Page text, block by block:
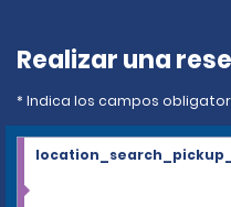
Realizar una
* Indica los campos